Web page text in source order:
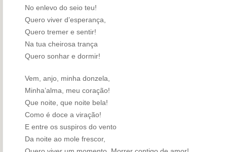
No enlevo do seio teu!
Quero viver d’esperança,
Quero tremer e sentir!
Na tua cheirosa trança
Quero sonhar e dormir!
Vem, anjo, minha donzela,
Minha’alma, meu coração!
Que noite, que noite bela!
Como é doce a viração!
E entre os suspiros do vento
Da noite ao mole frescor,